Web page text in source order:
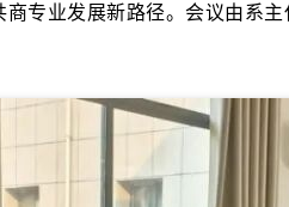
专业发展新路径。会议由系主